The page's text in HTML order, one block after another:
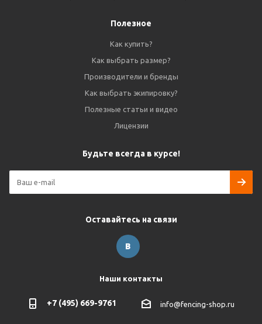
Полезное
Как купить?
Как выбрать размер?
Производители и бренды
Как выбрать экипировку?
Полезные статьи и видео
Лицензии
Будьте всегда в курсе!
Оставайтесь на связи
Наши контакты
+7 (495) 669-9761 info@fencing-shop.ru